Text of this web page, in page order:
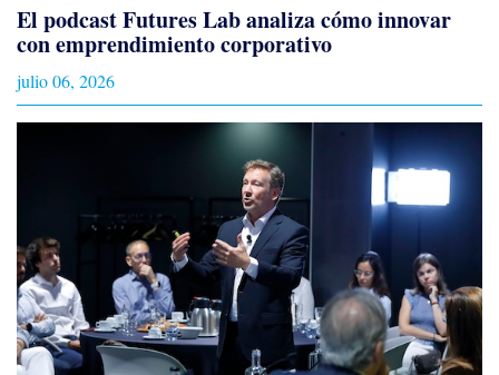
El podcast Futures Lab analiza cómo innovar
con emprendimiento corporativo
julio 06, 2026